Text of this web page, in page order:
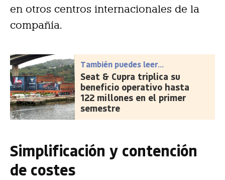
en otros centros internacionales de la
compañía.
También puedes leer...
Seat & Cupra triplica su
beneficio operativo hasta
122 millones en el primer
semestre
Simplificación y contención
de costes